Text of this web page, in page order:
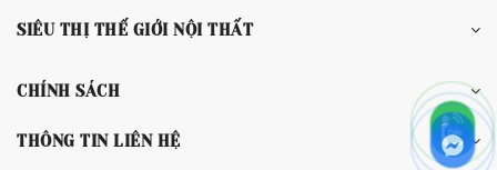
SIÊU THỊ THẾ GIỚI NỘI THẤT
CHÍNH SÁCH
THÔNG TIN LIÊN HỆ